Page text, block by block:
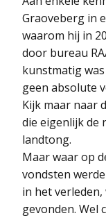
Graoveberg in
waarom hij in
door bureau
kunstmatig
geen absolute
Kijk maar naar
die eigenlijk de
landtong.
Maar waar op
vondsten
in het
gevonden. Wel